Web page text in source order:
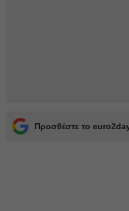
Προσθέστε το